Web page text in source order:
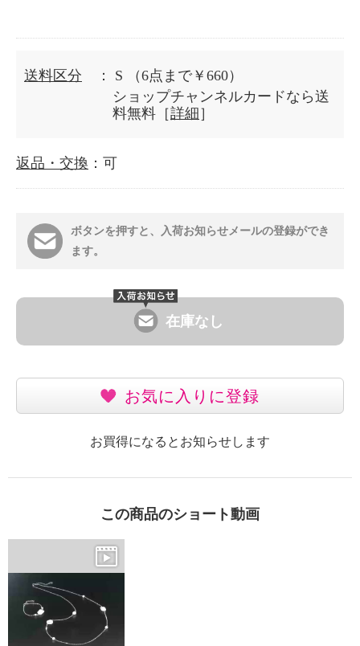
送料区分 ： S
（6点まで￥660）
ショップチャンネルカードなら送
料無料［詳細 ］
返品・交換 ：可
ボタンを押すと、入荷お知らせメールの登録ができ
ます。
在庫なし
お気に入りに登録
お買得になるとお知らせします
この商品のショート動画